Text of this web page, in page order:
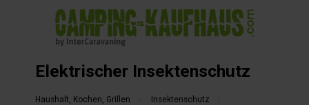
springen
Elektrischer Insektenschutz
Haushalt, Kochen, Grillen
Insektenschutz